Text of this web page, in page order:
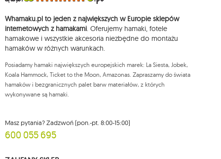
Przysługuje Ci prawo do żądania dostępu do swoich danych osobowych,
sprzeciwu wobec przetwarzania swoich danych oraz prawo do
wniesienia skargi do organu nadzorczego oraz cofnięcia zgody w
dowolnym momencie bez wpływu na zgodność z prawem przetwarzania,
którego dokonano na podstawie zgody przed jej cofnięciem. W tym celu
możesz kontaktować się z działem obsługi klienta Mouton Interactive pod
Więcej informacji: www.mouton.pl/ODO
Whamaku.pl to jeden z największych w Europie sklepów
internetowych z hamakami. Oferujemy hamaki, fotele
hamakowe i wszystkie akcesoria niezbędne do montażu
hamaków w różnych warunkach.
Posiadamy hamaki największych europejskich marek: La Siesta, Jobek,
Koala Hammock, Ticket to the Moon, Amazonas. Zapraszamy do świata
hamaków i bezgranicznych palet barw materiałów, z których
wykonywane są hamaki.
Masz pytania? Zadzwoń (pon.-pt. 8:00-15:00)
600 055 695